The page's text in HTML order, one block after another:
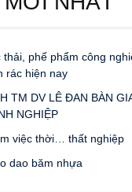
thải, phế phẩm công
rác hiện nay
TM DV LÊ ĐAN BÀN
NGHIỆP
việc thời… thất nghiệp
dao băm nhựa